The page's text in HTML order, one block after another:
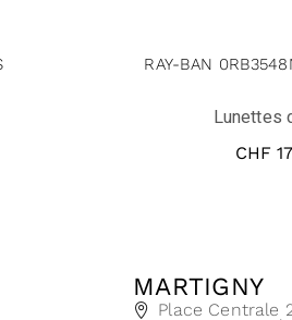
RAY-BAN
Lunettes
CHF
MARTIGNY
Place Centrale